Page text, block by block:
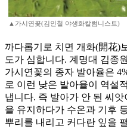
▲가시연꽃(김인철 야생화칼럼니스트)
까다롭기로 치면 개화(開花)
도가 심합니다. 계명대 김종
가시연꽃의 종자 발아율은
로 이런 낮은 발아율이 역설
냅니다. 즉 발아가 안 된 씨
을 유지하다가 수온과 기후
뿌리를 내리고 커다란 잎을